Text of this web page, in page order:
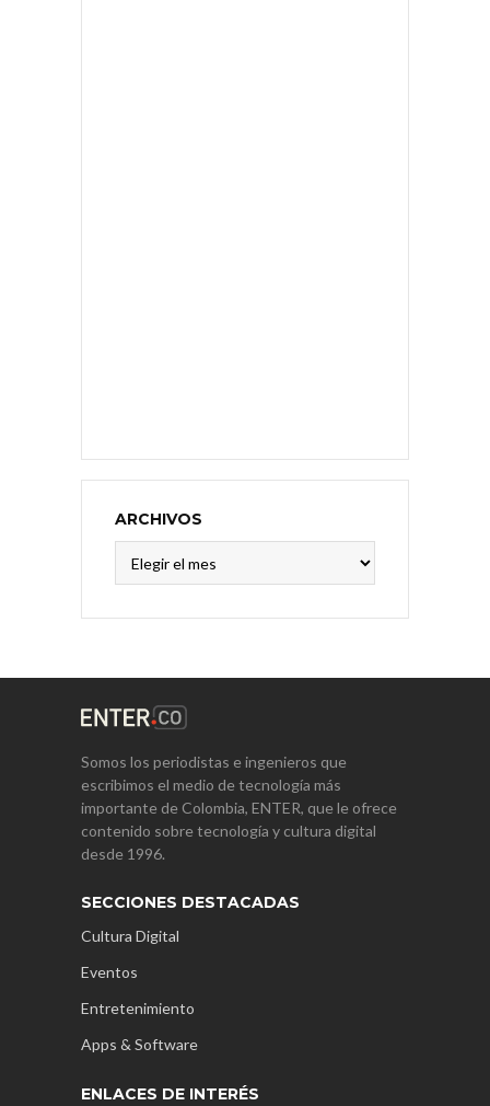
ARCHIVOS
Somos los periodistas e ingenieros que
escribimos el medio de tecnología más
importante de Colombia, ENTER, que le ofrece
contenido sobre tecnología y cultura digital
desde 1996.
SECCIONES DESTACADAS
Cultura Digital
Eventos
Entretenimiento
Apps & Software
ENLACES DE INTERÉS